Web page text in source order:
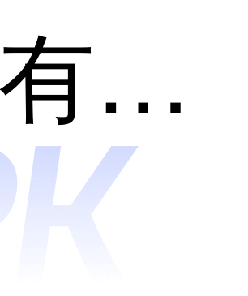
好
共有分类：摘要总结